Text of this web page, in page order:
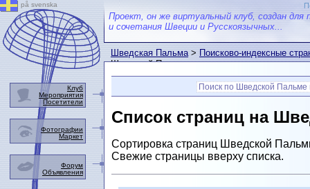
Проект, он же виртуальный клуб, создан для
и сочетания Швеции и Русскоязычных...
Шведская Пальма>Поисково-индексные
Шведской Пальме.
Поиск по Шведской Пальме
Список страниц на
Сортировка страниц Шведской
Свежие страницы вверху списка.
på svenska
Клуб
Мероприятия
Посетители
Фотографии
Маркет
Форум
Объявления